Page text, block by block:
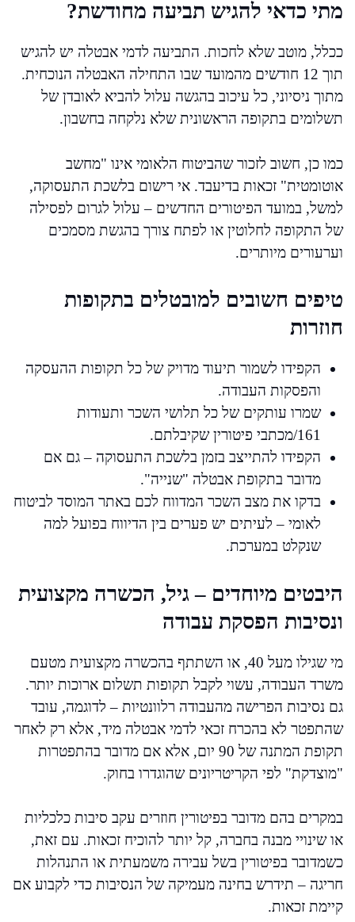
מתי כדאי להגיש תביעה מחודשת?
ככלל, מוטב שלא לחכות. התביעה לדמי אבטלה יש להגיש
תוך 12 חודשים מהמועד שבו התחילה האבטלה הנוכחית.
מתוך ניסיוני, כל עיכוב בהגשה עלול להביא לאובדן של
תשלומים בתקופה הראשונית שלא נלקחה בחשבון.
כמו כן, חשוב לזכור שהביטוח הלאומי אינו "מחשב
אוטומטית" זכאות בדיעבד. אי רישום בלשכת התעסוקה,
למשל, במועד הפיטורים החדשים – עלול לגרום לפסילה
של התקופה לחלוטין או לפתח צורך בהגשת מסמכים
וערעורים מיותרים.
טיפים חשובים למובטלים בתקופות
חוזרות
הקפידו לשמור תיעוד מדויק של כל תקופות ההעסקה
והפסקות העבודה.
שמרו עותקים של כל תלושי השכר ותעודות
161/מכתבי פיטורין שקיבלתם.
הקפידו להתייצב בזמן בלשכת התעסוקה – גם אם
מדובר בתקופת אבטלה "שנייה".
בדקו את מצב השכר המדווח לכם באתר המוסד לביטוח
לאומי – לעיתים יש פערים בין הדיווח בפועל למה
שנקלט במערכת.
היבטים מיוחדים – גיל, הכשרה מקצועית
ונסיבות הפסקת עבודה
מי שגילו מעל 40, או השתתף בהכשרה מקצועית מטעם
משרד העבודה, עשוי לקבל תקופות תשלום ארוכות יותר.
גם נסיבות הפרישה מהעבודה רלוונטיות – לדוגמה, עובד
שהתפטר לא בהכרח זכאי לדמי אבטלה מיד, אלא רק לאחר
תקופת המתנה של 90 יום, אלא אם מדובר בהתפטרות
"מוצדקת" לפי הקריטריונים שהוגדרו בחוק.
במקרים בהם מדובר בפיטורין חוזרים עקב סיבות כלכליות
או שינויי מבנה בחברה, קל יותר להוכיח זכאות. עם זאת,
כשמדובר בפיטורין בשל עבירה משמעתית או התנהלות
חריגה – תידרש בחינה מעמיקה של הנסיבות כדי לקבוע אם
קיימת זכאות.